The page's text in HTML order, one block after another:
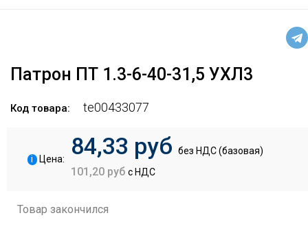
Патрон ПТ 1.3-6-40-31,5 УХЛ3
Код товара: te00433077
i Цена: 84,33 руб без НДС (базовая)
101,20 руб с НДС
Товар закончился